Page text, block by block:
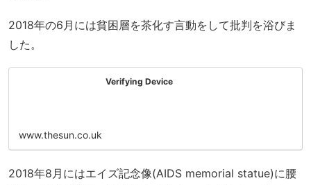
2018年の6月には貧困層を茶化す言動をして批判を浴びま
した。
Verifying Device
www.thesun.co.uk
2018年8月にはエイズ記念像(AIDS memorial statue)に腰